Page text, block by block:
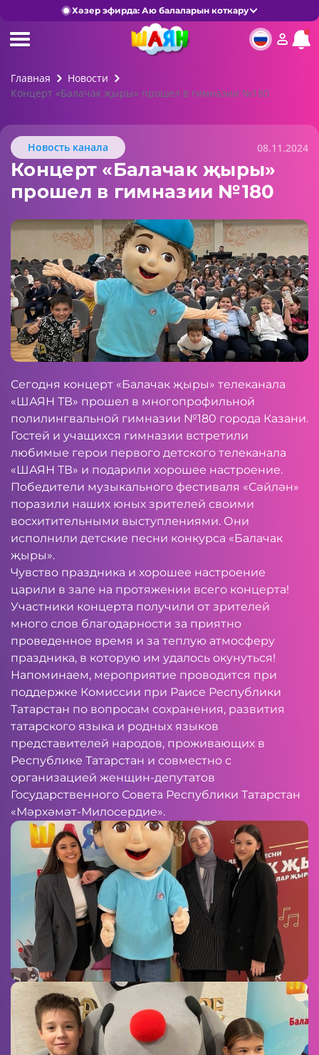
Хәзер эфирда: Аю балаларын коткару
Главная
Новости
Концерт «Балачак җыры» прошел в гимназии №180
Новость канала 08.11.2024
Концерт «Балачак җыры»
прошел в гимназии №180
Сегодня концерт «Балачак җыры» телеканала
«ШАЯН ТВ» прошел в многопрофильной
полилингвальной гимназии №180 города Казани.
Гостей и учащихся гимназии встретили
любимые герои первого детского телеканала
«ШАЯН ТВ» и подарили хорошее настроение.
Победители музыкального фестиваля «Сәйлән»
поразили наших юных зрителей своими
восхитительными выступлениями. Они
исполнили детские песни конкурса «Балачак
җыры».
Чувство праздника и хорошее настроение
царили в зале на протяжении всего концерта!
Участники концерта получили от зрителей
много слов благодарности за приятно
проведенное время и за теплую атмосферу
праздника, в которую им удалось окунуться!
Напоминаем, мероприятие проводится при
поддержке Комиссии при Раисе Республики
Татарстан по вопросам сохранения, развития
татарского языка и родных языков
представителей народов, проживающих в
Республике Татарстан и совместно с
организацией женщин-депутатов
Государственного Совета Республики Татарстан
«Мәрхәмәт-Милосердие».